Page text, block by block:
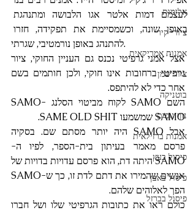
אלימות
ציורי קיר
אמנות אמריקאית
ציור שמן
בוטניקה
נוף נופים
אמנות ברזילאית
פיסול בעץ
פיסול באבן
פיסול בברזל
להתנהג באופן נורמטיבי, שגרתי.
אחר כדי לא להיתפס.
השם SAMO לקוח מביטוי הסלנג SAMO-
SAMO שמשמעו SAME OLD SHIT.
פרסם מאמר בעיתון בית-הספר, לפיו ה-
הפך לאלוהים שלהם.